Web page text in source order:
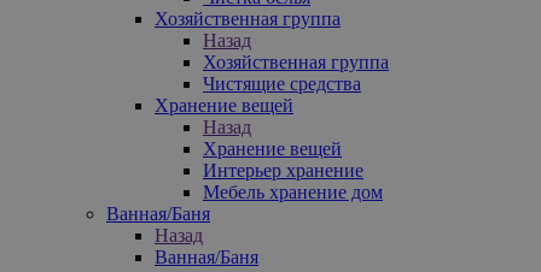
Хозяйственная группа
Назад
Хозяйственная группа
Чистящие средства
Хранение вещей
Назад
Хранение вещей
Интерьер хранение
Мебель хранение дом
Ванная/Баня
Назад
Ванная/Баня